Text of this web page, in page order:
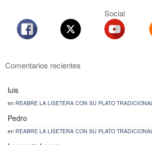
Social
Comentarios recientes
luis
en REABRE LA LISETERA CON SU PLATO TRADICIONAL
Pedro
en REABRE LA LISETERA CON SU PLATO TRADICIONAL